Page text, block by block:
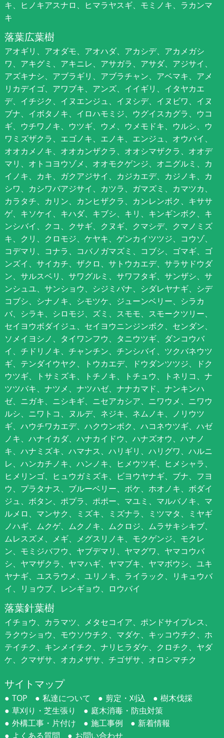
キ、ヒノキアスナロ、ヒマラヤスギ、モミノキ、ラカンマ
キ
落葉広葉樹
アオギリ、アオダモ、アオハダ、アカシデ、アカメガシ
ワ、アキグミ、アキニレ、アサガラ、アサダ、アジサイ、
アズキナシ、アブラギリ、アブラチャン、アベマキ、アメ
リカデイゴ、アワブキ、アンズ、イイギリ、イタヤカエ
デ、イチジク、イヌエンジュ、イヌシデ、イヌビワ、イヌ
ブナ、イボタノキ、イロハモミジ、ウグイスカグラ、ウコ
ギ、ウチワノキ、ウツギ、ウメ、ウメモドキ、ウルシ、ウ
ワミズザクラ、エゴノキ、エノキ、エンジュ、オウバイ、
オオカメノキ、オオカンザクラ、オオシマザクラ、オオデ
マリ、オトコヨウゾメ、オオモクゲンジ、オニグルミ、カ
イノキ、カキ、ガクアジサイ、カジカエデ、カジノキ、カ
シワ、カシワバアジサイ、カツラ、ガマズミ、カマツカ、
カラタチ、カリン、カンヒザクラ、カンレンボク、キササ
ゲ、キソケイ、キハダ、キブシ、キリ、キンギンボク、キ
ンシバイ、クコ、クサギ、クヌギ、クマシデ、クマノミズ
キ、クリ、クロモジ、ケヤキ、ゲンカイツツジ、コウゾ、
コデマリ、コナラ、コバノガマズミ、コブシ、ゴマギ、ゴ
ンズイ、サイカチ、ザクロ、サトウカエデ、サラサドウダ
ン、サルスベリ、サワグルミ、サワフタギ、サンザシ、サ
ンシュユ、サンショウ、シジミバナ、シダレヤナギ、シデ
コブシ、シナノキ、シモツケ、ジューンベリー、シラカ
バ、シラキ、シロモジ、ズミ、スモモ、スモークツリー、
セイヨウボダイジュ、セイヨウニンジンボク、センダン、
ソメイヨシノ、タイワンフウ、タニウツギ、ダンコウバ
イ、チドリノキ、チャンチン、チンシバイ、ツクバネウツ
ギ、テンダイウヤク、トウカエデ、ドウダンツツジ、ドク
ウツギ、トサミズキ、トチノキ、トチュウ、トネリコ、ナ
ツツバキ、ナツメ、ナツハゼ、ナナカマド、ナンキンハ
ゼ、ニガキ、ニシキギ、ニセアカシア、ニワウメ、ニワウ
ルシ、ニワトコ、ヌルデ、ネジキ、ネムノキ、ノリウツ
ギ、ハウチワカエデ、ハクウンボク、ハコネウツギ、ハゼ
ノキ、ハナイカダ、ハナカイドウ、ハナズオウ、ハナノ
キ、ハナミズキ、ハマナス、ハリギリ、ハリグワ、ハルニ
レ、ハンカチノキ、ハンノキ、ヒメウツギ、ヒメシャラ、
ヒメリンゴ、ヒュウガミズキ、ビヨウヤナギ、ブナ、フヨ
ウ、プラタナス、ブルーベリー、ボケ、ホオノキ、ボダイ
ジュ、ボタン、ポプラ、ポポー、マユミ、マルバノキ、マ
ルメロ、マンサク、ミズキ、ミズナラ、ミツマタ、ミヤギ
ノハギ、ムクゲ、ムクノキ、ムクロジ、ムラサキシキブ、
ムレスズメ、メギ、メグスリノキ、モクゲンジ、モクレ
ン、モミジバフウ、ヤブデマリ、ヤマグワ、ヤマコウバ
シ、ヤマザクラ、ヤマハギ、ヤマブキ、ヤマボウシ、ユキ
ヤナギ、ユスラウメ、ユリノキ、ライラック、リキュウバ
イ、リョウブ、レンギョウ、ロウバイ
落葉針葉樹
イチョウ、カラマツ、メタセコイア、ポンドサイプレス、
ラクウショウ、モウソウチク、マダケ、キッコウチク、ホ
テイチク、キンメイチク、ナリヒラダケ、クロチク、ヤダ
ケ、クマザサ、オカメザサ、チゴザサ、オロシマチク
サイトマップ
TOP 私達について 剪定・刈込
樹木伐採
草刈り・芝生張り
庭木消毒・防虫対策
外構工事・片付け
施工事例
新着情報
よくある質問
お問い合わせ